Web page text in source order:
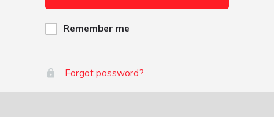
Remember me
Forgot password?